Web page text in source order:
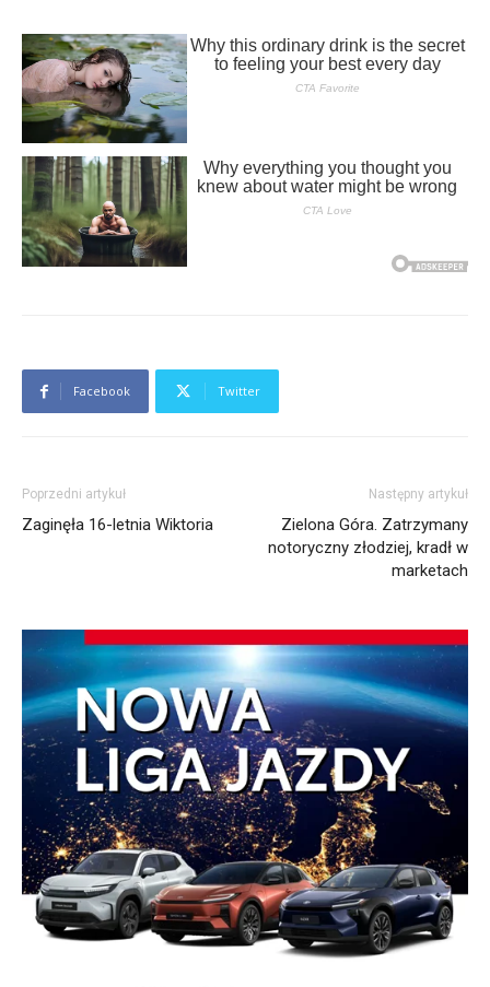
Facebook Twitter
Poprzedni artykuł
Zaginęła 16-letnia Wiktoria
Następny artykuł
Zielona Góra. Zatrzymany
notoryczny złodziej, kradł w
marketach